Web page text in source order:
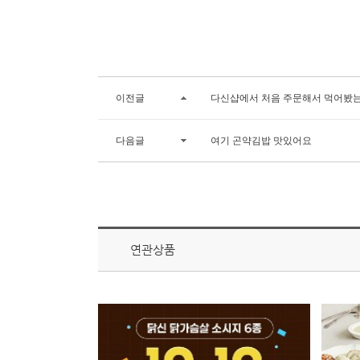
이전글 다신샵에서 처음 주문해서 먹어봤
다음글 여기 곤약김밥 맛있어요
연관상품